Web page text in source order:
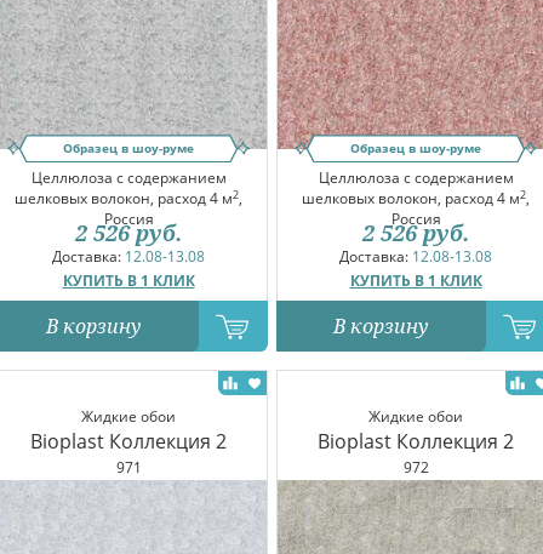
Образец в шоу-руме
Целлюлоза с содержанием
шелковых волокон, расход 4 м2,
Россия
Доставка: 12.08-13.08
КУПИТЬ В 1 КЛИК
2 526 руб.
В корзину
Образец в шоу-руме
Целлюлоза с содержанием
шелковых волокон, расход 4 м2,
Россия
Доставка: 12.08-13.08
КУПИТЬ В 1 КЛИК
2 526 руб.
В корзину
Жидкие обои
Bioplast Коллекция 2
971
Жидкие обои
Bioplast Коллекция 2
972